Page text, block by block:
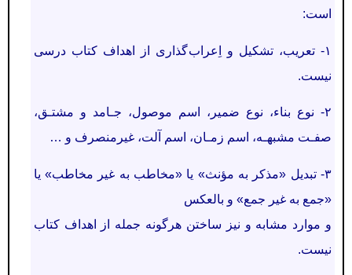
است:
۱- تعريب، تشکيل و اِعراب گذاری از اهداف کتاب درسی
نيست.
۲- نوع بناء، نوع ضمير، اسم موصول، جـامد و مشتـق،
صفـت مشبهـه، اسم زمـان، اسم آلت، غير منصرف و …
۳-
تبديل «مذکر به مؤنث» يا «مخاطب به غير مخاطب» يا
«جمع به غير جمع» و بالعکس
و موارد مشابه و نيز ساختن هرگونه جمله از اهداف کتاب
نيست.